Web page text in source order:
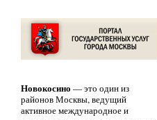
Новокосино — это один из
районов Москвы, ведущий
активное международное и